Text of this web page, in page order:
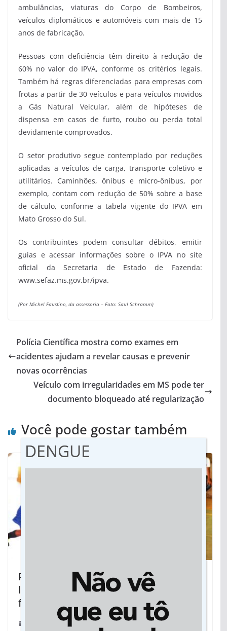
ambulâncias, viaturas do Corpo de Bombeiros,
veículos diplomáticos e automóveis com mais de 15
anos de fabricação.
Pessoas com deficiência têm direito à redução de
60% no valor do IPVA, conforme os critérios legais.
Também há regras diferenciadas para empresas com
frotas a partir de 30 veículos e para veículos movidos
a Gás Natural Veicular, além de hipóteses de
dispensa em casos de furto, roubo ou perda total
devidamente comprovados.
O setor produtivo segue contemplado por reduções
aplicadas a veículos de carga, transporte coletivo e
utilitários. Caminhões, ônibus e micro-ônibus, por
exemplo, contam com redução de 50% sobre a base
de cálculo, conforme a tabela vigente do IPVA em
Mato Grosso do Sul.
Os contribuintes podem consultar débitos, emitir
guias e acessar informações sobre o IPVA no site
oficial da Secretaria de Estado de Fazenda:
www.sefaz.ms.gov.br/ipva.
(Por Michel Faustino, da assessoria – Foto: Saul Schramm)
Polícia Científica mostra como exames em
acidentes ajudam a revelar causas e prevenir
novas ocorrências
Veículo com irregularidades em MS pode ter
documento bloqueado até regularização
Você pode gostar também
Programa Povos Indígenas será
lançado em Dourados com torneio de
futsal feminino
DENGUE